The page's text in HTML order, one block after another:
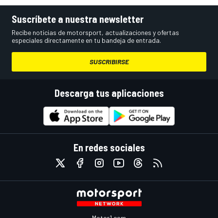
Suscríbete a nuestra newsletter
Recibe noticias de motorsport, actualizaciones y ofertas
especiales directamente en tu bandeja de entrada.
SUSCRIBIRSE
Descarga tus aplicaciones
En redes sociales